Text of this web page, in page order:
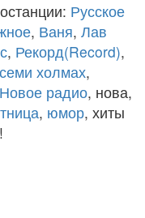
Русское
, Ваня, Лав
, Рекорд(Record),
холмах,
Новое радио, нова,
, юмор, хиты